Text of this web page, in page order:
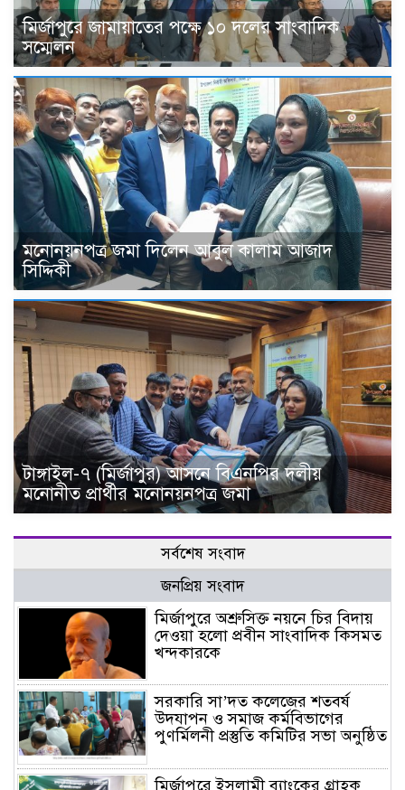
মির্জাপুরে জামায়াতের পক্ষে ১০ দলের সাংবাদিক
সম্মেলন
মনোনয়নপত্র জমা দিলেন আবুল কালাম আজাদ
সিদ্দিকী
টাঙ্গাইল-৭ (মির্জাপুর) আসনে বিএনপির দলীয়
মনোনীত প্রার্থীর মনোনয়নপত্র জমা
সর্বশেষ সংবাদ
জনপ্রিয় সংবাদ
মির্জাপুরে অশ্রুসিক্ত নয়নে চির বিদায়
দেওয়া হলো প্রবীন সাংবাদিক কিসমত
খন্দকারকে
সরকারি সা’দত কলেজের শতবর্ষ
উদযাপন ও সমাজ কর্মবিভাগের
পুণর্মিলনী প্রস্তুতি কমিটির সভা অনুষ্ঠিত
মির্জাপুরে ইসলামী ব্যাংকের গ্রাহক